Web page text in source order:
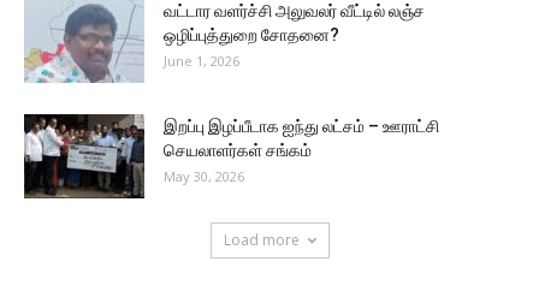
வட்டார வளர்ச்சி அலுவலர் வீட்டில் லஞ்ச
ஒழிப்புத்துறை சோதனை?
June 1, 2026
இறப்பு இழப்பீடாக ஐந்து லட்சம் – ஊராட்சி
செயலாளர்கள் சங்கம்
May 30, 2026
Load more